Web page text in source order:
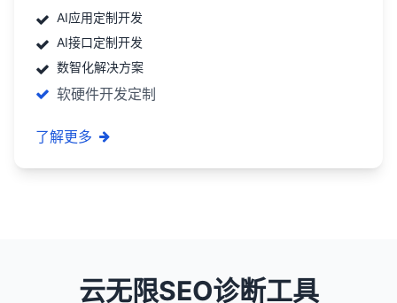
AI应用定制开发
AI接口定制开发
数智化解决方案
软硬件开发定制
了解更多
云无限SEO诊断工具